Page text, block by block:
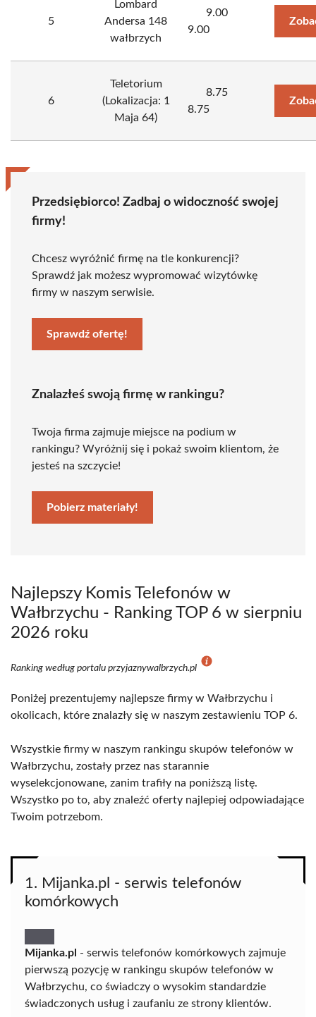
5
Lombard
Andersa 148
wałbrzych
9.00
9.00
6
Teletorium
(Lokalizacja: 1
Maja 64)
8.75
8.75
Przedsiębiorco! Zadbaj o widoczność swojej
firmy!
Chcesz wyróżnić firmę na tle konkurencji?
Sprawdź jak możesz wypromować wizytówkę
firmy w naszym serwisie.
Sprawdź ofertę!
Znalazłeś swoją firmę w rankingu?
Twoja firma zajmuje miejsce na podium w
rankingu? Wyróżnij się i pokaż swoim klientom, że
jesteś na szczycie!
Pobierz materiały!
Najlepszy Komis Telefonów w
Wałbrzychu - Ranking TOP 6 w sierpniu
2026 roku
Ranking według portalu przyjaznywalbrzych.pl
Poniżej prezentujemy najlepsze firmy w Wałbrzychu i
okolicach, które znalazły się w naszym zestawieniu TOP 6.
Wszystkie firmy w naszym rankingu skupów telefonów w
Wałbrzychu, zostały przez nas starannie
wyselekcjonowane, zanim trafiły na poniższą listę.
Wszystko po to, aby znaleźć oferty najlepiej odpowiadające
Twoim potrzebom.
1. Mijanka.pl - serwis telefonów
komórkowych
Mijanka.pl - serwis telefonów komórkowych zajmuje
pierwszą pozycję w rankingu skupów telefonów w
Wałbrzychu, co świadczy o wysokim standardzie
świadczonych usług i zaufaniu ze strony klientów.